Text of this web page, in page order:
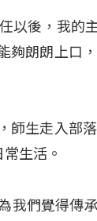
以後，我的
朗朗上口
師生走入部
生活。
我們覺得傳